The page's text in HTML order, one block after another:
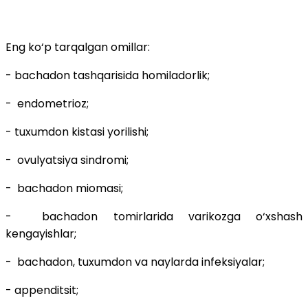
Eng ko‘p tarqalgan omillar:
- bachadon tashqarisida homiladorlik;
- endometrioz;
- tuxumdon kistasi yorilishi;
- ovulyatsiya sindromi;
- bachadon miomasi;
- bachadon tomirlarida varikozga o‘xshash
kengayishlar;
- bachadon, tuxumdon va naylarda infeksiyalar;
- appenditsit;